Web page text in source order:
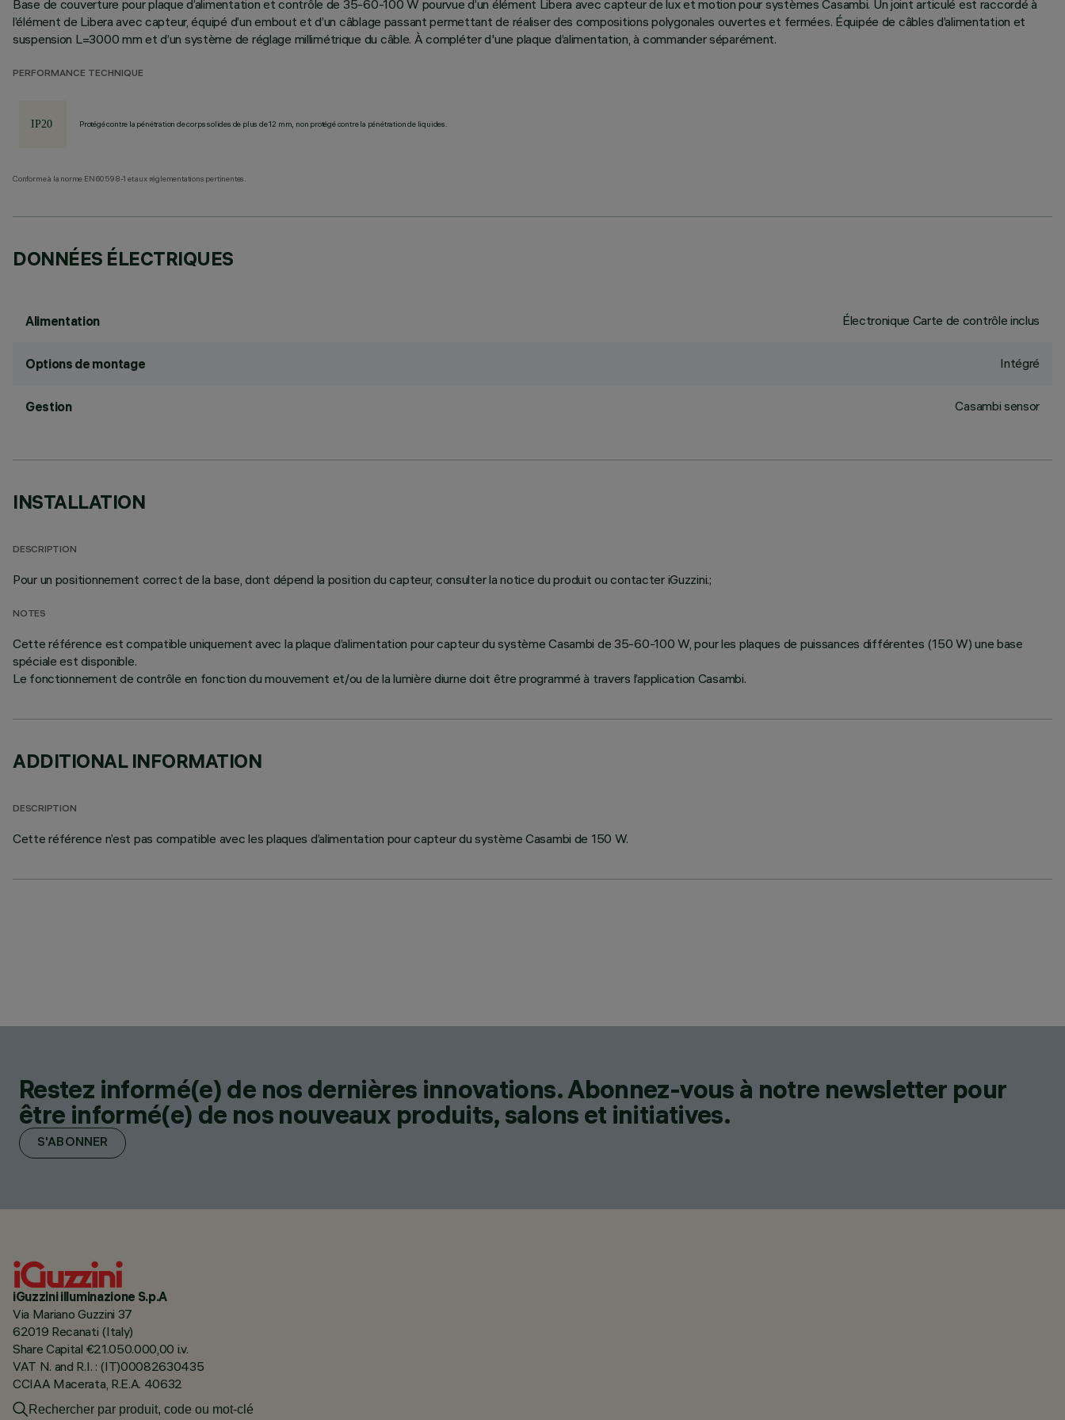
Base de couverture pour plaque d’alimentation et contrôle de 35-60-100 W pourvue d’un élément Libera avec capteur de lux et motion pour systèmes Casambi. Un joint articulé est raccordé à
l’élément de Libera avec capteur, équipé d’un embout et d’un câblage passant permettant de réaliser des compositions polygonales ouvertes et fermées. Équipée de câbles d’alimentation et
suspension L=3000 mm et d’un système de réglage millimétrique du câble. À compléter d'une plaque d’alimentation, à commander séparément.
PERFORMANCE TECHNIQUE
Protégé contre la pénétration de corps solides de plus de 12 mm, non protégé contre la pénétration de liquides.
Conforme à la norme EN60598-1 et aux réglementations pertinentes.
DONNÉES ÉLECTRIQUES
Alimentation Électronique Carte de contrôle inclus
Options de montage Intégré
Gestion Casambi sensor
INSTALLATION
DESCRIPTION
Pour un positionnement correct de la base, dont dépend la position du capteur, consulter la notice du produit ou contacter iGuzzini.;
NOTES
Cette référence est compatible uniquement avec la plaque d’alimentation pour capteur du système Casambi de 35-60-100 W, pour les plaques de puissances différentes (150 W) une base
spéciale est disponible.
Le fonctionnement de contrôle en fonction du mouvement et/ou de la lumière diurne doit être programmé à travers l’application Casambi.
ADDITIONAL INFORMATION
DESCRIPTION
Cette référence n’est pas compatible avec les plaques d’alimentation pour capteur du système Casambi de 150 W.
Restez informé(e) de nos dernières innovations. Abonnez-vous à notre newsletter pour
être informé(e) de nos nouveaux produits, salons et initiatives.
S'ABONNER
iGuzzini illuminazione S.p.A
Via Mariano Guzzini 37
62019 Recanati (Italy)
Share Capital €21.050.000,00 i.v.
VAT N. and R.I. : (IT)00082630435
CCIAA Macerata, R.E.A. 40632